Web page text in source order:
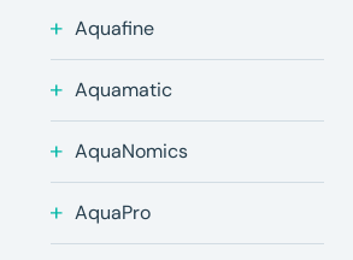
Aquafine
Aquamatic
AquaNomics
AquaPro